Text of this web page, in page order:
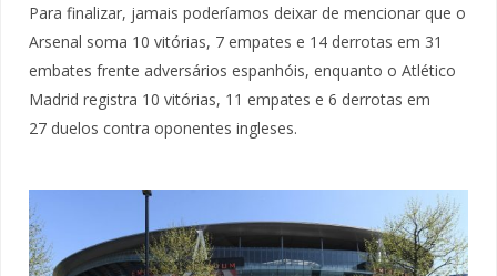
Para finalizar, jamais poderíamos deixar de mencionar que o
Arsenal soma 10 vitórias, 7 empates e 14 derrotas em 31
embates frente adversários espanhóis, enquanto o Atlético
Madrid registra 10 vitórias, 11 empates e 6 derrotas em
27 duelos contra oponentes ingleses.